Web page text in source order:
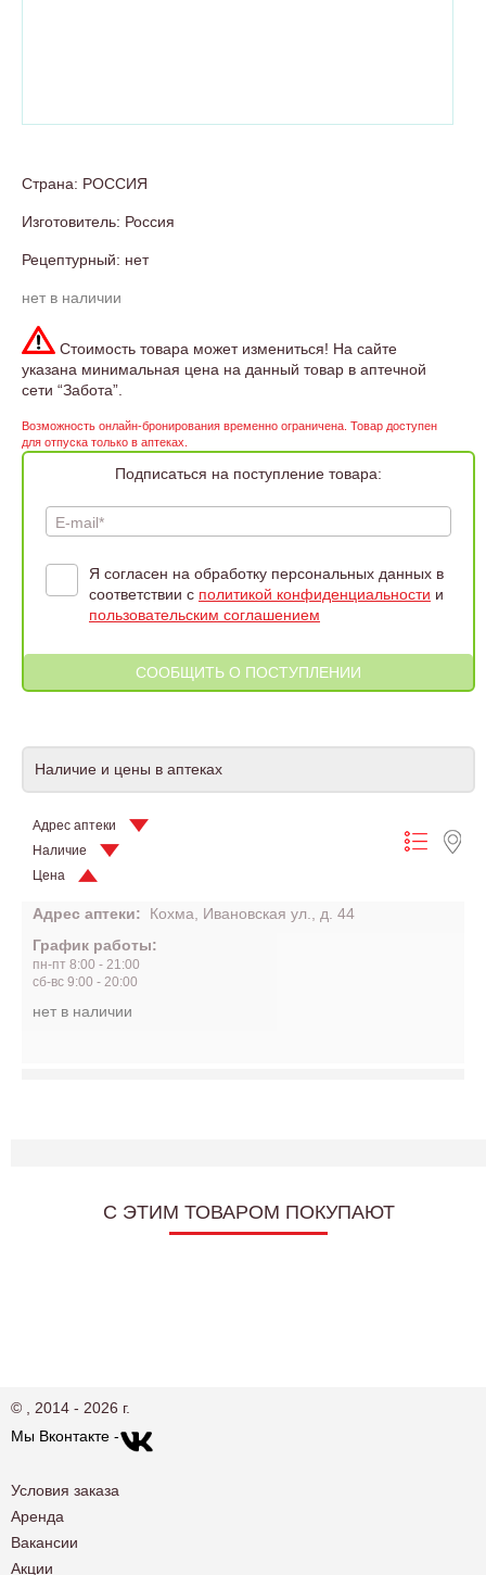
Страна: РОССИЯ
Изготовитель: Россия
Рецептурный: нет
нет в наличии
Стоимость товара может измениться! На сайте
указана минимальная цена на данный товар в аптечной
сети “Забота”.
Возможность онлайн-бронирования временно ограничена. Товар доступен
для отпуска только в аптеках.
Подписаться на поступление товара:
E-mail*
Я согласен на обработку персональных данных в
соответствии с политикой конфиденциальности и
пользовательским соглашением
Наличие и цены в аптеках
Адрес аптеки
Наличие
Цена
Адрес аптеки:
Кохма, Ивановская ул., д. 44
График работы:
пн-пт 8:00 - 21:00
сб-вс 9:00 - 20:00
нет в наличии
C ЭТИМ ТОВАРОМ ПОКУПАЮТ
© , 2014 - 2026 г.
Мы Вконтакте -
Условия заказа
Аренда
Вакансии
Акции